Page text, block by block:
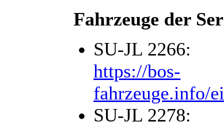
Fahrzeuge der
SU-JL 2266:
https://bos-
fahrzeuge.info/
SU-JL 2278: